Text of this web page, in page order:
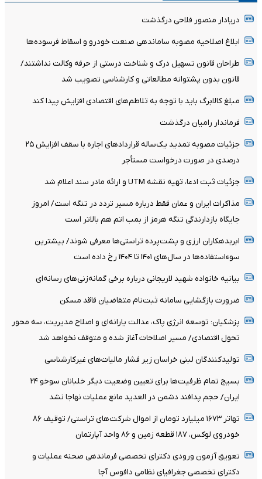
دریادار منصور فلاحی درگذشت
ابلاغ اصلاحیه مصوبه ساماندهی صنعت خودرو و اسقاط فرسوده‌ها
طراحان قانون تسهیل درک و شناخت درستی از حرفه وکالت نداشتند/
قانون بدون پشتوانه مطالعاتی و کارشناسی تصویب شد
مبلغ کالابرگ باید با توجه به تلاطم‌های اقتصادی افزایش پیدا کند
فرماندار رامیان درگذشت
جزئیات مصوبه تمدید یک‌ساله قرارداد‌های اجاره با سقف افزایش ۲۵
درصدی در صورت درخواست مستأجر
جزئیات ثبت ادعا، تهیه نقشه UTM و ارائه مادر سند اعلام شد
مذاکرات ایران و عمان فقط درباره مسیر تردد در تنگه است/ امروز
جایگاه بازدارندگی تنگه هرمز از بمب اتم هم بالاتر است
ابربدهکاران ارزی و پشت‌پرده تراستی‌ها معرفی شوند/ بیشترین
سوءاستفاده‌ها در سال‌های ۱۴۰۱ تا ۱۴۰۴ رخ داده است
بیانیه خانواده شهید لاریجانی درباره برخی گمانه‌زنی‌های رسانه‌ای
ضرورت بازگشایی سامانه ثبت‌نام متقاضیان فاقد مسکن
پزشکیان: توسعه انرژی پاک، عدالت یارانه‌ای و اصلاح مدیریت، سه محور
تحول اقتصادی/ مسیر اصلاحات آغاز شده و متوقف نخواهد شد
تولیدکنندگان لبنی خراسان زیر فشار مالیات‌های غیرکارشناسی
بسیج تمام ظرفیت‌ها برای تعیین وضعیت دیگر خلبانان سوخو ۲۴
ایران/ حجم پدافند دشمن در العدید مانع عملیات نهاجا نشد
تهاتر ۱۶۷۳ میلیارد تومان از اموال شرکت‌های تراستی/ توقیف ۸۶
خودروی لوکس، ۱۸۷ قطعه زمین و ۸۶ واحد آپارتمان
تعویق آزمون ورودی دکترای تخصصی فرماندهی صحنه عملیات و
دکترای تخصصی جغرافیای نظامی دافوس آجا